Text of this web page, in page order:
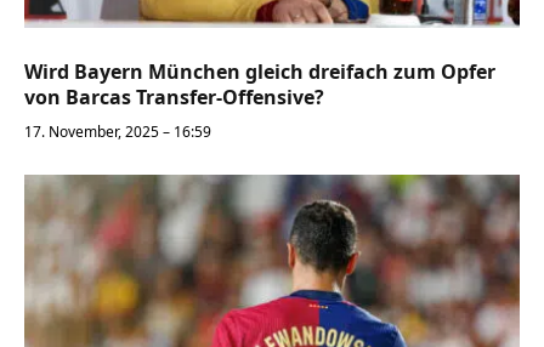
Wird Bayern München gleich dreifach zum Opfer
von Barcas Transfer-Offensive?
17. November, 2025 – 16:59